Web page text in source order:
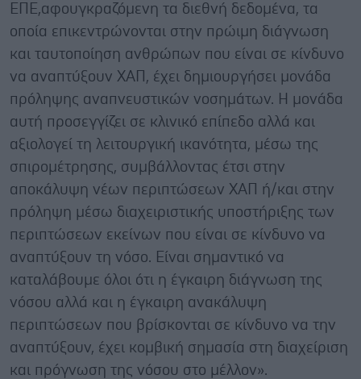
ΕΠΕ,αφουγκραζόμενη τα διεθνή δεδομένα, τα
οποία επικεντρώνονται στην πρώιμη διάγνωση
και ταυτοποίηση ανθρώπων που είναι σε κίνδυνο
να αναπτύξουν ΧΑΠ, έχει δημιουργήσει μονάδα
πρόληψης αναπνευστικών νοσημάτων. Η μονάδα
αυτή προσεγγίζει σε κλινικό επίπεδο αλλά και
αξιολογεί τη λειτουργική ικανότητα, μέσω της
σπιρομέτρησης, συμβάλλοντας έτσι στην
αποκάλυψη νέων περιπτώσεων ΧΑΠ ή/και στην
πρόληψη μέσω διαχειριστικής υποστήριξης των
περιπτώσεων εκείνων που είναι σε κίνδυνο να
αναπτύξουν τη νόσο. Είναι σημαντικό να
καταλάβουμε όλοι ότι η έγκαιρη διάγνωση της
νόσου αλλά και η έγκαιρη ανακάλυψη
περιπτώσεων που βρίσκονται σε κίνδυνο να την
αναπτύξουν, έχει κομβική σημασία στη διαχείριση
και πρόγνωση της νόσου στο μέλλον».